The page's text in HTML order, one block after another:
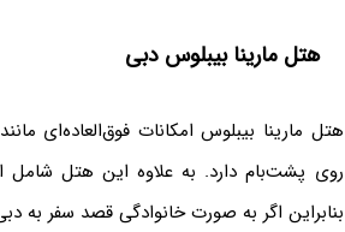
هتل مارینا بیبلوس دبی
روی پشت‌بام دارد. به علاوه این هتل
بنابراین اگر به صورت خانوادگی قصد سفر به